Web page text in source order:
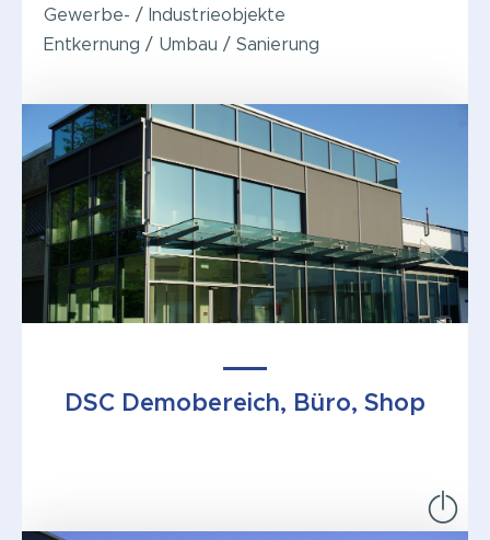
Entkernung / Umbau / Sanierung
Gewerbe- / Industrieobjekte
DSC Demobereich, Büro, Shop